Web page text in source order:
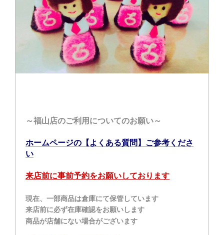
～福山店のご利用についてのお願い～
ホームページの【よくある質問】ご参考くださ
い
来店前に事前予約をお願いしております
現在、一部商品は倉庫にて保管しています
来店前に必ず在庫確認をお願いします
商品が店舗にない場合がございます